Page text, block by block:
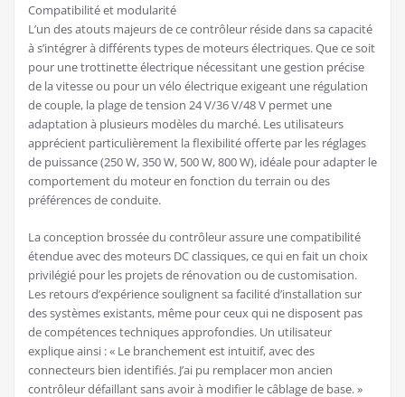
Compatibilité et modularité
L’un des atouts majeurs de ce contrôleur réside dans sa capacité
à s’intégrer à différents types de moteurs électriques. Que ce soit
pour une trottinette électrique nécessitant une gestion précise
de la vitesse ou pour un vélo électrique exigeant une régulation
de couple, la plage de tension 24 V/36 V/48 V permet une
adaptation à plusieurs modèles du marché. Les utilisateurs
apprécient particulièrement la flexibilité offerte par les réglages
de puissance (250 W, 350 W, 500 W, 800 W), idéale pour adapter le
comportement du moteur en fonction du terrain ou des
préférences de conduite.
La conception brossée du contrôleur assure une compatibilité
étendue avec des moteurs DC classiques, ce qui en fait un choix
privilégié pour les projets de rénovation ou de customisation.
Les retours d’expérience soulignent sa facilité d’installation sur
des systèmes existants, même pour ceux qui ne disposent pas
de compétences techniques approfondies. Un utilisateur
explique ainsi : « Le branchement est intuitif, avec des
connecteurs bien identifiés. J’ai pu remplacer mon ancien
contrôleur défaillant sans avoir à modifier le câblage de base. »